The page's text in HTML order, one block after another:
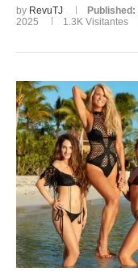
by RevuTJ Published:
2025
1.3K Visitantes